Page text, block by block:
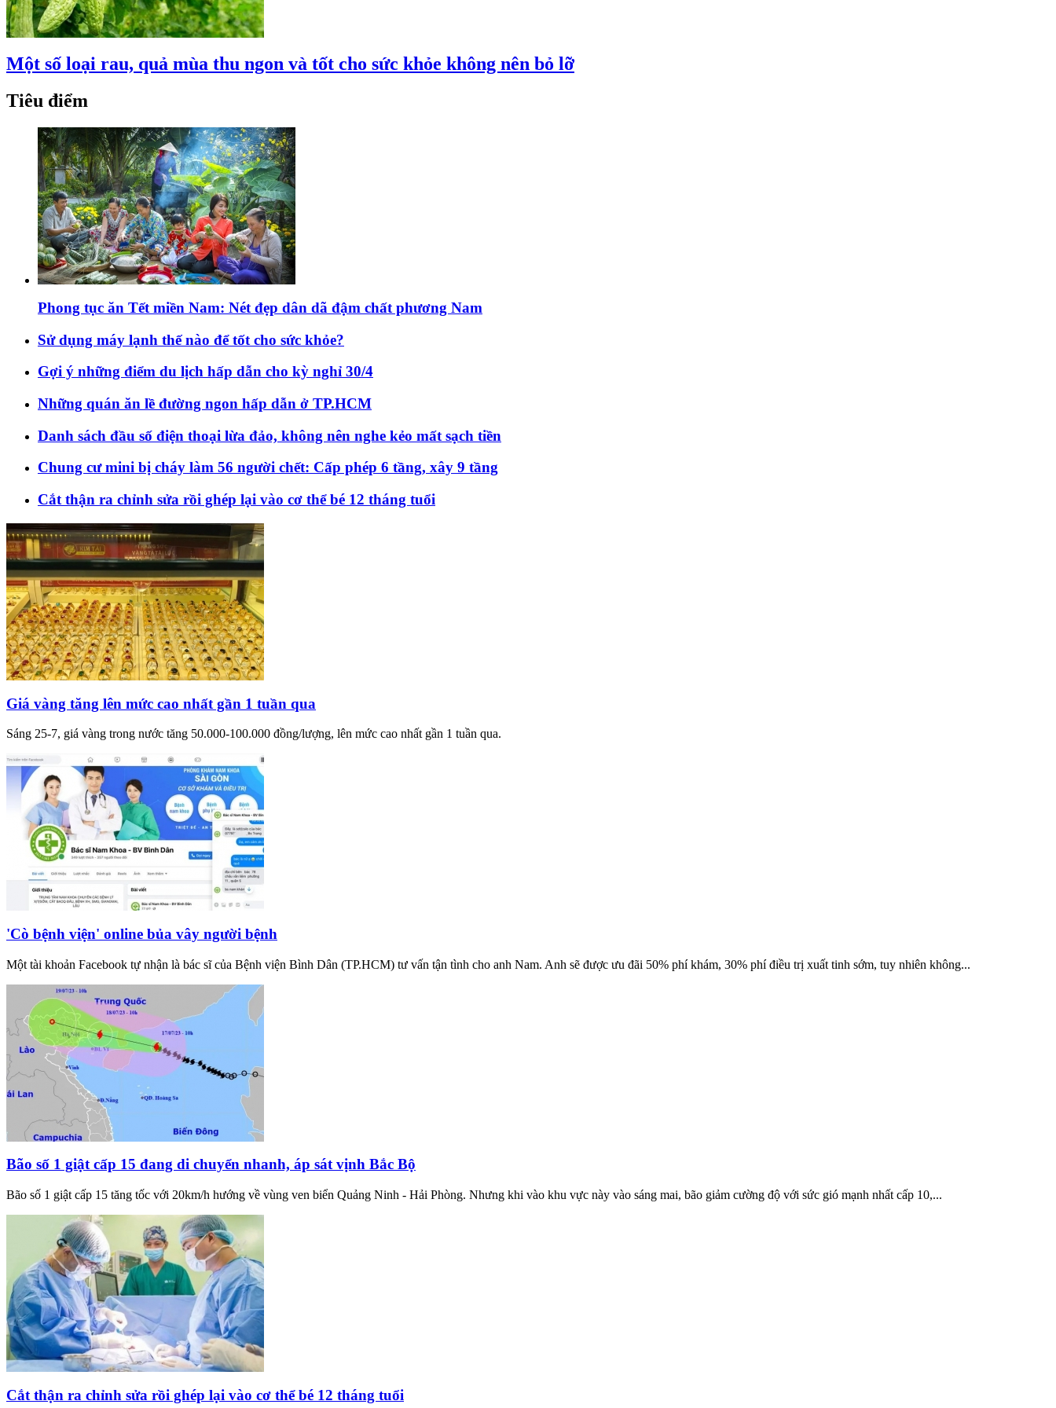
Một số loại rau, quả mùa thu ngon và tốt cho sức khỏe không nên bỏ lỡ
Tiêu điểm
Phong tục ăn Tết miền Nam: Nét đẹp dân dã đậm chất phương Nam
Sử dụng máy lạnh thế nào để tốt cho sức khỏe?
Gợi ý những điểm du lịch hấp dẫn cho kỳ nghỉ 30/4
Những quán ăn lề đường ngon hấp dẫn ở TP.HCM
Danh sách đầu số điện thoại lừa đảo, không nên nghe kẻo mất sạch tiền
Chung cư mini bị cháy làm 56 người chết: Cấp phép 6 tầng, xây 9 tầng
Cắt thận ra chỉnh sửa rồi ghép lại vào cơ thể bé 12 tháng tuổi
Giá vàng tăng lên mức cao nhất gần 1 tuần qua
Sáng 25-7, giá vàng trong nước tăng 50.000-100.000 đồng/lượng, lên mức cao nhất gần 1 tuần qua.
'Cò bệnh viện' online bủa vây người bệnh
Một tài khoản Facebook tự nhận là bác sĩ của Bệnh viện Bình Dân (TP.HCM) tư vấn tận tình cho anh Nam. Anh sẽ được ưu đãi 50% phí khám, 30% phí điều trị xuất tinh sớm, tuy nhiên không...
Bão số 1 giật cấp 15 đang di chuyển nhanh, áp sát vịnh Bắc Bộ
Bão số 1 giật cấp 15 tăng tốc với 20km/h hướng về vùng ven biển Quảng Ninh - Hải Phòng. Nhưng khi vào khu vực này vào sáng mai, bão giảm cường độ với sức gió mạnh nhất cấp 10,...
Cắt thận ra chỉnh sửa rồi ghép lại vào cơ thể bé 12 tháng tuổi